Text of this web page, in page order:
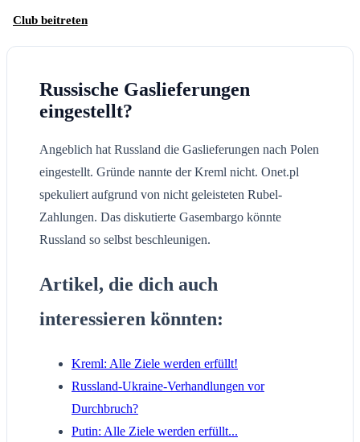
Club beitreten
Russische Gaslieferungen
eingestellt?
Angeblich hat Russland die Gaslieferungen nach Polen
eingestellt. Gründe nannte der Kreml nicht. Onet.pl
spekuliert aufgrund von nicht geleisteten Rubel-
Zahlungen. Das diskutierte Gasembargo könnte
Russland so selbst beschleunigen.
Artikel, die dich auch
interessieren könnten:
Kreml: Alle Ziele werden erfüllt!
Russland-Ukraine-Verhandlungen vor
Durchbruch?
Putin: Alle Ziele werden erfüllt...